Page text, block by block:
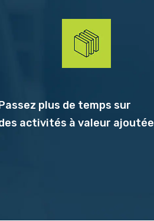
plus de temps sur
activités à valeur ajoutée